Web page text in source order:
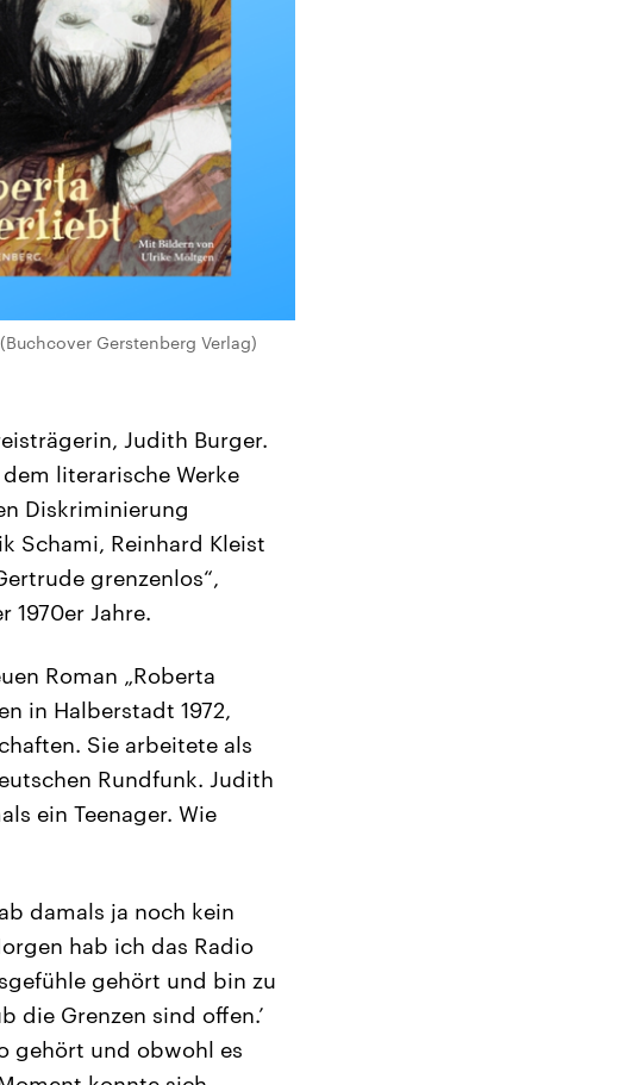
Gerstenberg Verlag)
Judith Burger.
literarische Werke
Diskriminierung
Schami, Reinhard Kleist
grenzenlos“,
1970er Jahre.
Roman „Roberta
in Halberstadt 1972,
Sie arbeitete als
Rundfunk. Judith
ein Teenager. Wie
damals ja noch kein
hab ich das Radio
gehört und bin zu
die Grenzen sind offen.’
gehört und obwohl es